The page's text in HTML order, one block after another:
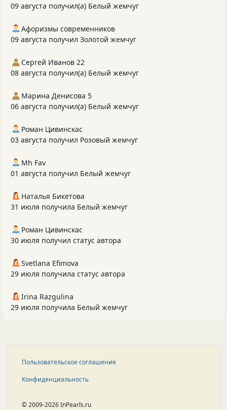
09 августа получил(а) Белый жемчуг
Афоризмы современников
09 августа получил Золотой жемчуг
Сергей Иванов 22
08 августа получил(а) Белый жемчуг
Марина Денисова 5
06 августа получил(а) Белый жемчуг
Роман Цивинскас
03 августа получил Розовый жемчуг
Mh Fav
01 августа получил Белый жемчуг
Наталья Бикетова
31 июля получила Белый жемчуг
Роман Цивинскас
30 июля получил статус автора
Svetlana Efimova
29 июля получила статус автора
Irina Razgulina
29 июля получила Белый жемчуг
Пользовательское соглашение
Конфиденциальность
© 2009-2026 InPearls.ru